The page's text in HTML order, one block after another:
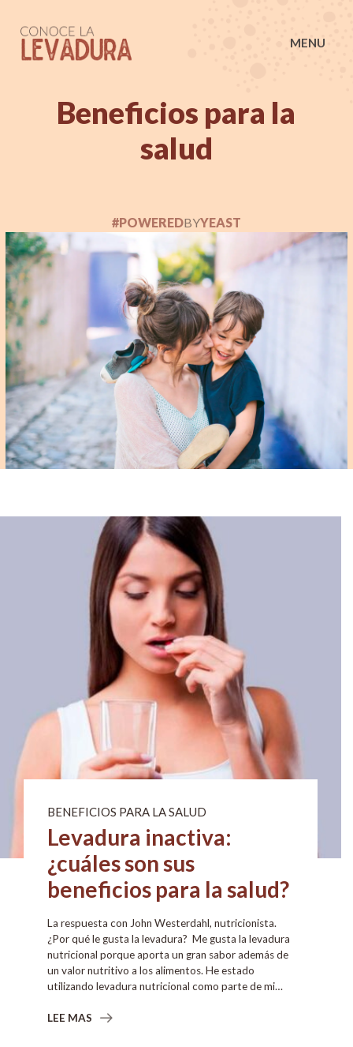
MENU
Beneficios para la
salud
#POWEREDBYYEAST
BENEFICIOS PARA LA SALUD
Levadura inactiva:
¿cuáles son sus
beneficios para la salud?
La respuesta con John Westerdahl, nutricionista.
¿Por qué le gusta la levadura? Me gusta la levadura
nutricional porque aporta un gran sabor además de
un valor nutritivo a los alimentos. He estado
utilizando levadura nutricional como parte de mi…
LEE MAS